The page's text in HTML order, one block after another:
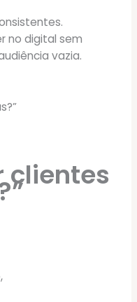
no digital sem
vazia.
clientes